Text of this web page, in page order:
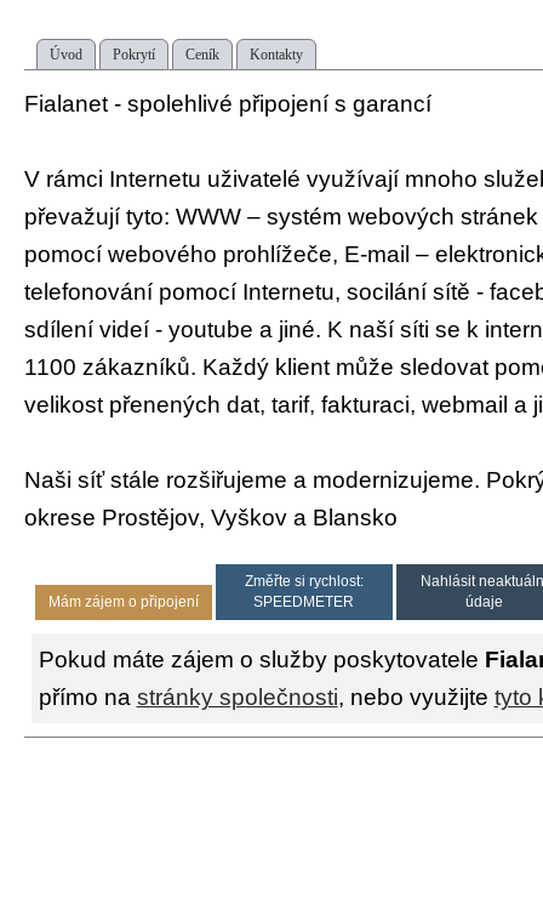
Úvod Pokrytí Ceník Kontakty
Fialanet - spolehlivé připojení s garancí
V rámci Internetu uživatelé využívají mnoho
převažují tyto: WWW – systém webových
pomocí webového prohlížeče, E-mail –
telefonování pomocí Internetu, socilání sítě -
sdílení videí - youtube a jiné. K naší síti se k
1100 zákazníků. Každý klient může sledovat
velikost přenených dat, tarif, fakturaci, webmail a
Naši síť stále rozšiřujeme a modernizujeme.
okrese Prostějov, Vyškov a Blansko
Mám zájem o připojení
Změřte si rychlost:
SPEEDMETER
Nahlásit
údaje
Pokud máte zájem o služby poskytovatele
přímo na stránky společnosti, nebo využijte tyto